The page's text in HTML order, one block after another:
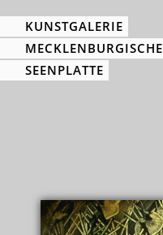
KUNSTGALERIE
MECKLENBURGISCHE
SEENPLATTE